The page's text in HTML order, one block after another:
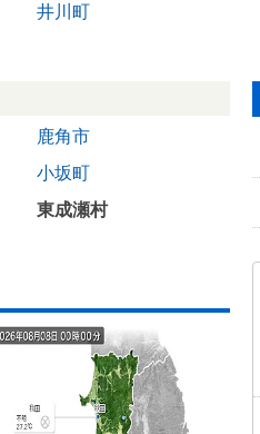
井川町
鹿角市
小坂町
東成瀬村